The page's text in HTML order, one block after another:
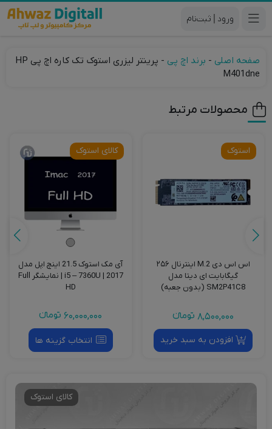
|
صفحه اصلی - برند اچ پی -
پرینتر لیزری استوک تک کاره اچ پی HP
M401dne
محصولات مرتبط
استوک
اس اس دی M.2 اینترنال ۲۵۶
گیگابایت ای دیتا مدل
SM2P41C8 (بدون جعبه)
8,500,000 تومانءء
افزودن به سبد خرید
کالای استوک
آی مک استوک 21.5 اینچ اپل مدل
2017 | i5 – 7360U | نمایشگر Full
HD
60,000,000 تومانءء
انتخاب گزینه ها
کالای استوک